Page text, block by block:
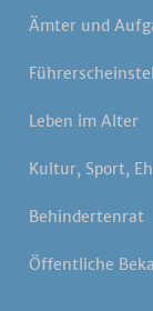
Ämter und
Leben im Alter
Kultur, Sport,
Behindertenrat
Öffentliche